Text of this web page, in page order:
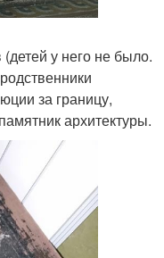
у него не было.
за границу,
архитектуры.